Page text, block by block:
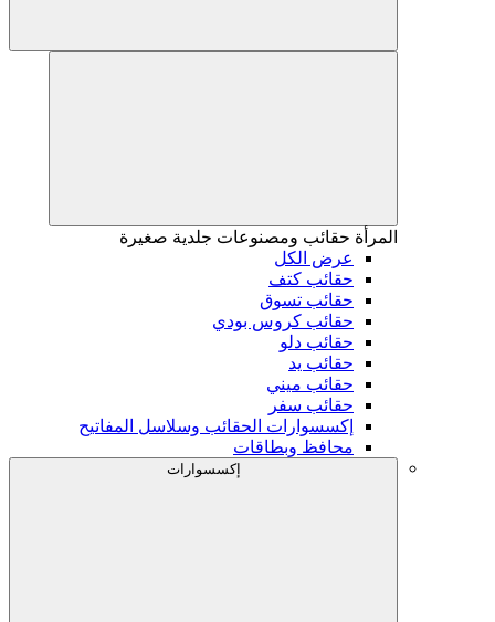
المرأة حقائب ومصنوعات جلدية صغيرة
عرض الكل
حقائب كتف
حقائب تسوق
حقائب كروس بودي
حقائب دلو
حقائب يد
حقائب ميني
حقائب سفر
إكسسوارات الحقائب وسلاسل المفاتيح
محافظ وبطاقات
إكسسوارات